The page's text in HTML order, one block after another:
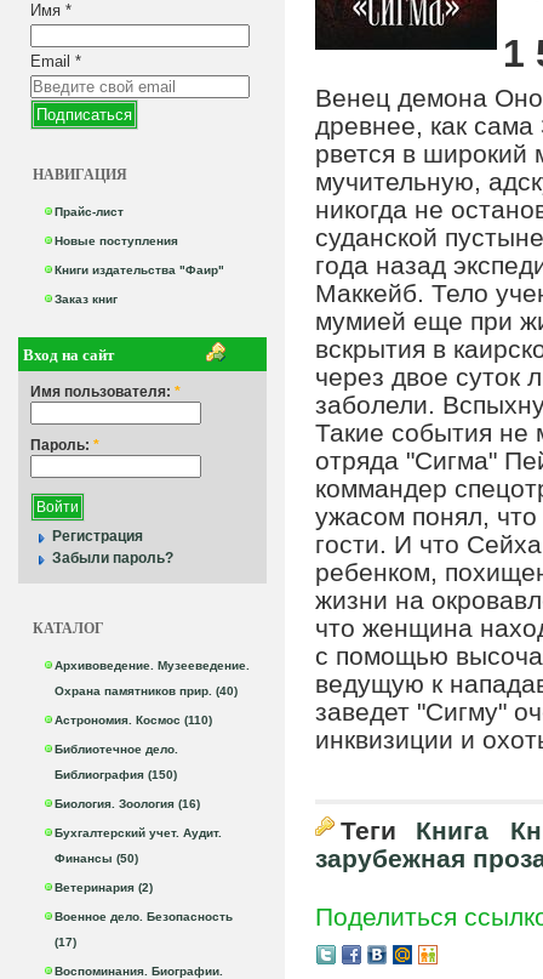
Имя *
Email *
НАВИГАЦИЯ
Прайс-лист
Новые поступления
Книги издательства "Фаир"
Заказ книг
Вход на сайт
Имя пользователя: *
Пароль: *
Регистрация
Забыли пароль?
КАТАЛОГ
Архивоведение. Музееведение.
Охрана памятников прир. (40)
Астрономия. Космос (110)
Библиотечное дело.
Библиография (150)
Биология. Зоология (16)
Бухгалтерский учет. Аудит.
Финансы (50)
Ветеринария (2)
Военное дело. Безопасность
(17)
Воспоминания. Биографии.
1
Венец демона Оно
древнее, как
рвется в широкий
мучительную,
никогда не
суданской
года назад
Маккейб. Тело
мумией еще при
вскрытия в
через двое суток
заболели.
Такие события не
отряда "Сигма"
коммандер
ужасом понял,
гости. И что
ребенком,
жизни на
что женщина
с помощью
ведущую к
заведет "Сигму"
инквизиции и
Теги Книга
зарубежная
Поделиться